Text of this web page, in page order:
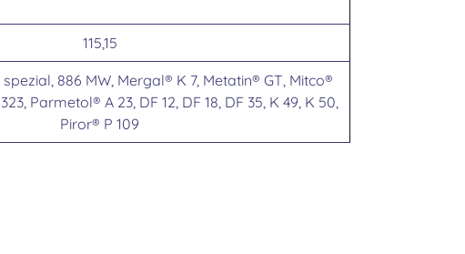
115,15
886 MW, Mergal® K 7, Metatin® GT, Mitco®
Parmetol® A 23, DF 12, DF 18, DF 35, K 49, K 50,
Piror® P 109